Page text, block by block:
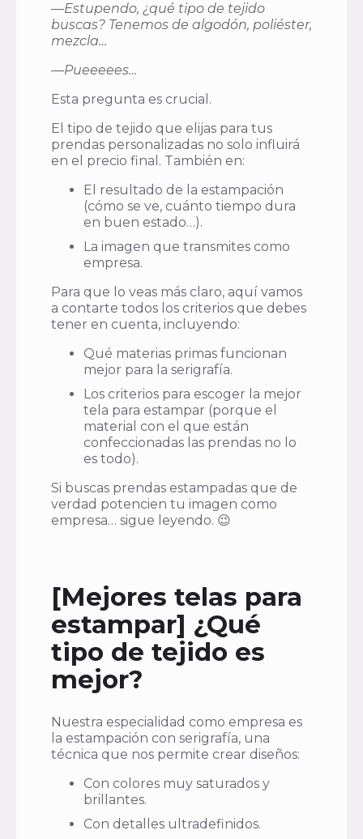
—Estupendo, ¿qué tipo de tejido
buscas? Tenemos de algodón, poliéster,
mezcla…
—Pueeeees…
Esta pregunta es crucial.
El tipo de tejido que elijas para tus
prendas personalizadas no solo influirá
en el precio final. También en:
El resultado de la estampación
(cómo se ve, cuánto tiempo dura
en buen estado…).
La imagen que transmites como
empresa.
Para que lo veas más claro, aquí vamos
a contarte todos los criterios que debes
tener en cuenta, incluyendo:
Qué materias primas funcionan
mejor para la serigrafía.
Los criterios para escoger la mejor
tela para estampar (porque el
material con el que están
confeccionadas las prendas no lo
es todo).
Si buscas prendas estampadas que de
verdad potencien tu imagen como
empresa… sigue leyendo. 😉
[Mejores telas para
estampar] ¿Qué
tipo de tejido es
mejor?
Nuestra especialidad como empresa es
la estampación con serigrafía, una
técnica que nos permite crear diseños:
Con colores muy saturados y
brillantes.
Con detalles ultradefinidos.